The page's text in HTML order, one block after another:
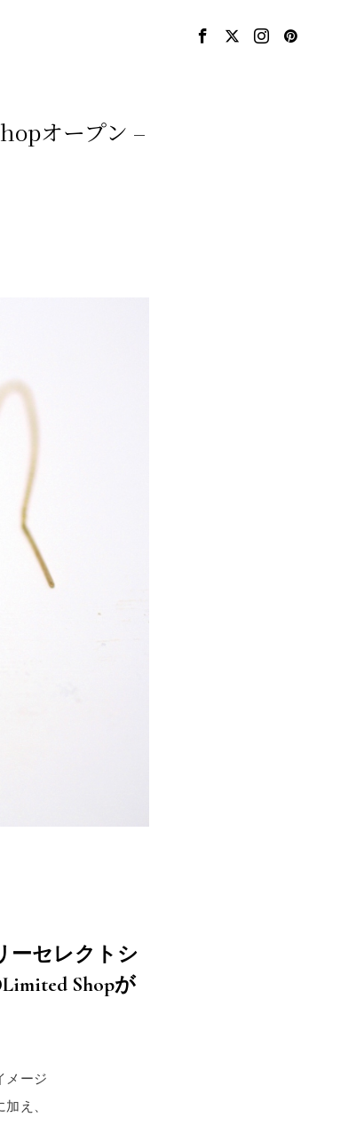
オープン –
ーセレクトシ
Shopが
メージ
え、